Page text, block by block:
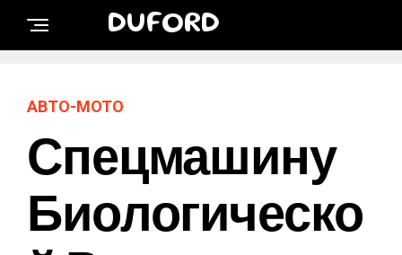
DUFORD
АВТО-МОТО
Спецмашину
Биологическо